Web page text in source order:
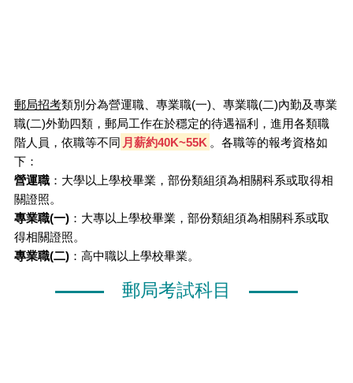
郵局招考類別分為營運職、專業職(一)、專業職(二)內勤及專業
職(二)外勤四類，郵局工作在於穩定的待遇福利，進用各類職
階人員，依職等不同 月薪約40K~55K 。各職等的報考資格如
下：
營運職：大學以上學校畢業，部份類組須為相關科系或取得相
關證照。
專業職(一)：大專以上學校畢業，部份類組須為相關科系或取
得相關證照。
專業職(二)：高中職以上學校畢業。
郵局考試科目